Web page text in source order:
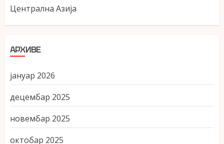
Централна Азија
АРХИВЕ
јануар 2026
децембар 2025
новембар 2025
октобар 2025